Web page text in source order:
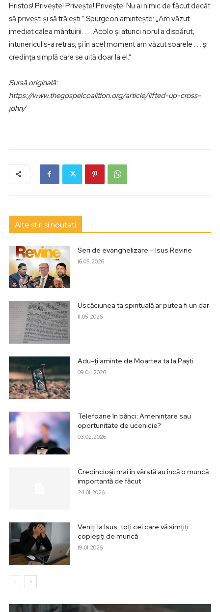
Hristos! Privește! Privește! Privește! Nu ai nimic de făcut decât
să privești și să trăiești.” Spurgeon amintește: „Am văzut
imediat calea mântuirii. . . . Acolo și atunci norul a dispărut,
întunericul s-a retras, și în acel moment am văzut soarele . . . și
credința simplă care se uită doar la el.”
Sursă originală:
https://www.thegospelcoalition.org/article/lifted-up-cross-
john/
Alte stiri si noutati
Seri de evanghelizare – Isus Revine
16.05.2026
Uscăciunea ta spirituală ar putea fi un dar
11.05.2026
Adu-ți aminte de Moartea ta la Paști
09.04.2026
Telefoane în bănci: Amenințare sau
oportunitate de ucenicie?
03.02.2026
Credincioșii mai în vârstă au încă o muncă
importantă de făcut
24.01.2026
Veniți la Isus, toți cei care vă simțiți
copleșiți de muncă
19.01.2026